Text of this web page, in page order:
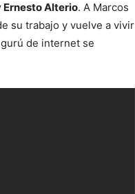
Ernesto Alterio. A Marcos
su trabajo y vuelve a vivir
de internet se